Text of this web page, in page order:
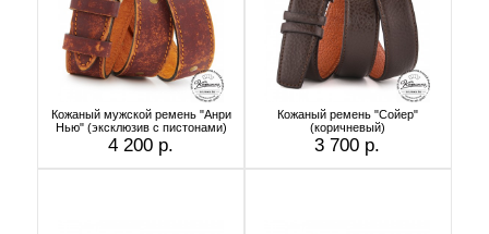
Кожаный мужской ремень "Анри
Нью" (эксклюзив с пистонами)
4 200 р.
Кожаный ремень "Сойер"
(коричневый)
3 700 р.